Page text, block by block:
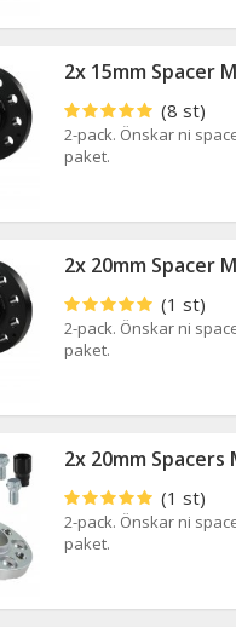
2x 15mm Spacer
(8 st)
2-pack. Önskar ni
paket.
2x 20mm Spacer
(1 st)
2-pack. Önskar ni
paket.
2x 20mm Spacers
(1 st)
2-pack. Önskar ni
paket.